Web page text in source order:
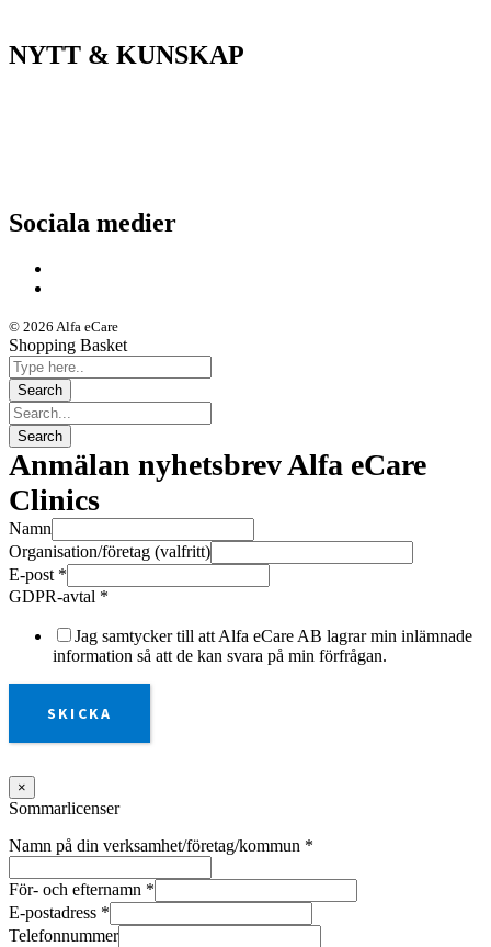
NYTT & KUNSKAP
Sociala medier
© 2026 Alfa eCare
Shopping Basket
Anmälan nyhetsbrev Alfa eCare
Clinics
Namn
Organisation/företag (valfritt)
E-post *
GDPR-avtal *
Jag samtycker till att Alfa eCare AB lagrar min inlämnade
information så att de kan svara på min förfrågan.
SKICKA
×
Sommarlicenser
Namn på din verksamhet/företag/kommun *
För- och efternamn *
E-postadress *
Telefonnummer